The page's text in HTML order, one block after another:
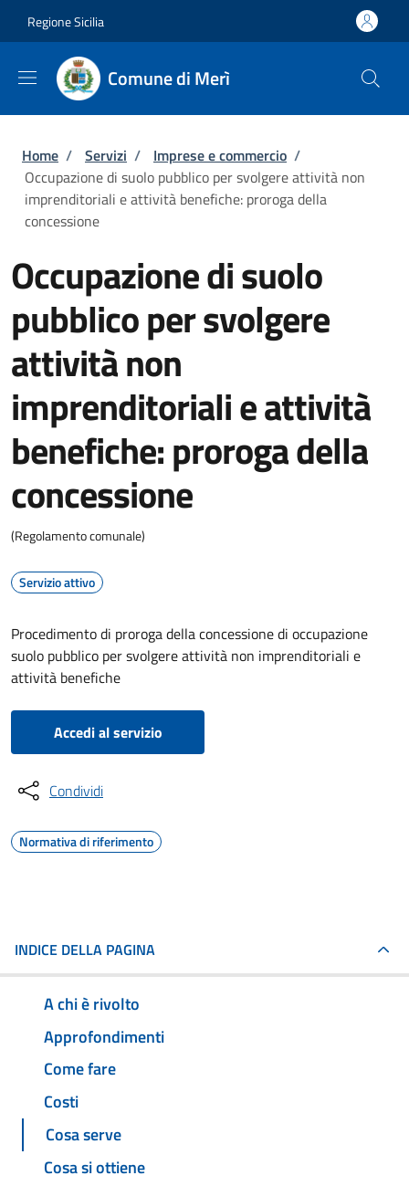
Regione Sicilia
Comune di Merì
Briciole di pane
Home / Servizi / Imprese e commercio /
Occupazione di suolo pubblico per svolgere attività non
imprenditoriali e attività benefiche: proroga della
concessione
Occupazione di suolo
pubblico per svolgere
attività non
imprenditoriali e attività
benefiche: proroga della
concessione
(Regolamento comunale)
Servizio attivo
Procedimento di proroga della concessione di occupazione
suolo pubblico per svolgere attività non imprenditoriali e
attività benefiche
Accedi al servizio
Condividi
Normativa di riferimento
INDICE DELLA PAGINA
A chi è rivolto
Approfondimenti
Come fare
Costi
Cosa serve
Cosa si ottiene